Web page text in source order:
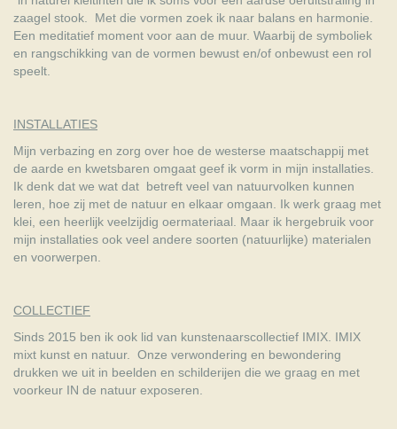
zaagel stook. Met die vormen zoek ik naar balans en harmonie.
Een meditatief moment voor aan de muur. Waarbij de symboliek
en rangschikking van de vormen bewust en/of onbewust een rol
speelt.
INSTALLATIES
Mijn verbazing en zorg over hoe de westerse maatschappij met
de aarde en kwetsbaren omgaat geef ik vorm in mijn installaties.
Ik denk dat we wat dat betreft veel van natuurvolken kunnen
leren, hoe zij met de natuur en elkaar omgaan. Ik werk graag met
klei, een heerlijk veelzijdig oermateriaal. Maar ik hergebruik voor
mijn installaties ook veel andere soorten (natuurlijke) materialen
en voorwerpen.
COLLECTIEF
Sinds 2015 ben ik ook lid van kunstenaarscollectief IMIX. IMIX
mixt kunst en natuur. Onze verwondering en bewondering
drukken we uit in beelden en schilderijen die we graag en met
voorkeur IN de natuur exposeren.